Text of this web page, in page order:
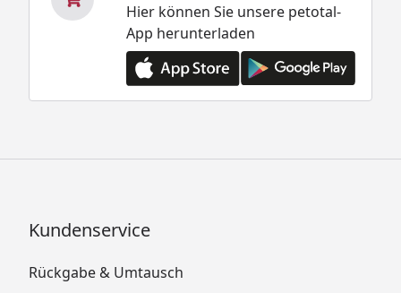
Hier können Sie unsere petotal-
App herunterladen
Kundenservice
Rückgabe & Umtausch